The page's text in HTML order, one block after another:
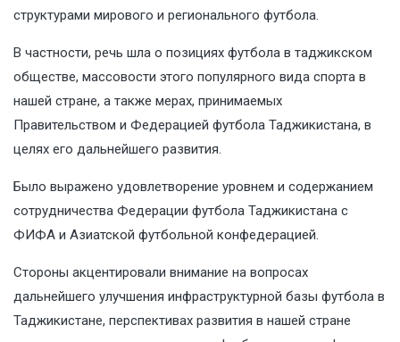
структурами мирового и регионального футбола.
В частности, речь шла о позициях футбола в таджикском
обществе, массовости этого популярного вида спорта в
нашей стране, а также мерах, принимаемых
Правительством и Федерацией футбола Таджикистана, в
целях его дальнейшего развития.
Было выражено удовлетворение уровнем и содержанием
сотрудничества Федерации футбола Таджикистана с
ФИФА и Азиатской футбольной конфедерацией.
Стороны акцентировали внимание на вопросах
дальнейшего улучшения инфраструктурной базы футбола в
Таджикистане, перспективах развития в нашей стране